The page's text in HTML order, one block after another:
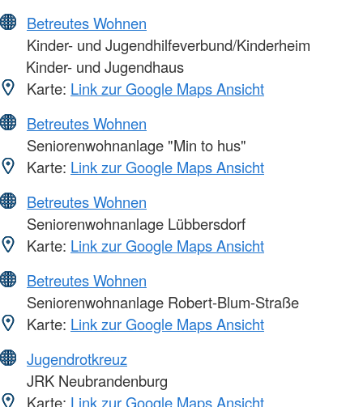
Betreutes Wohnen
Kinder- und Jugendhilfeverbund/Kinderheim
Kinder- und Jugendhaus
Karte: Link zur Google Maps Ansicht
Betreutes Wohnen
Seniorenwohnanlage "Min to hus"
Karte: Link zur Google Maps Ansicht
Betreutes Wohnen
Seniorenwohnanlage Lübbersdorf
Karte: Link zur Google Maps Ansicht
Betreutes Wohnen
Seniorenwohnanlage Robert-Blum-Straße
Karte: Link zur Google Maps Ansicht
Jugendrotkreuz
JRK Neubrandenburg
Karte: Link zur Google Maps Ansicht